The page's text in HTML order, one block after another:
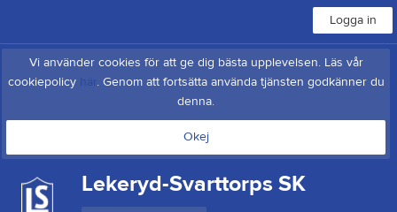
Logga in
Vi använder cookies för att ge dig bästa upplevelsen. Läs vår
cookiepolicy
. Genom att fortsätta använda tjänsten godkänner du
denna.
Okej
Lekeryd-Svarttorps SK